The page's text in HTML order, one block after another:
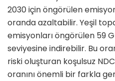
2030 için öngörülen
oranda azaltabilir. Yeşil
emisyonları öngörülen 59
seviyesine indirebilir. Bu
riski oluşturan koşulsuz
oranını önemli bir farkla